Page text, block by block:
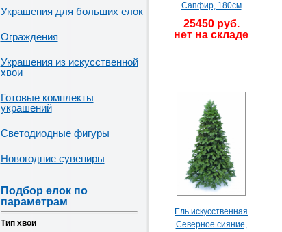
Украшения для больших елок
Ограждения
Украшения из искусственной
хвои
Готовые комплекты
украшений
Светодиодные фигуры
Новогодние сувениры
Подбор елок по
параметрам
Тип хвои
Сапфир, 180см
25450 руб.
нет на складе
Ель искусственная
Северное сияние,